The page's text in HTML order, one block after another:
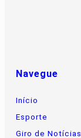
Navegue
Início
Esporte
Giro de Notícias